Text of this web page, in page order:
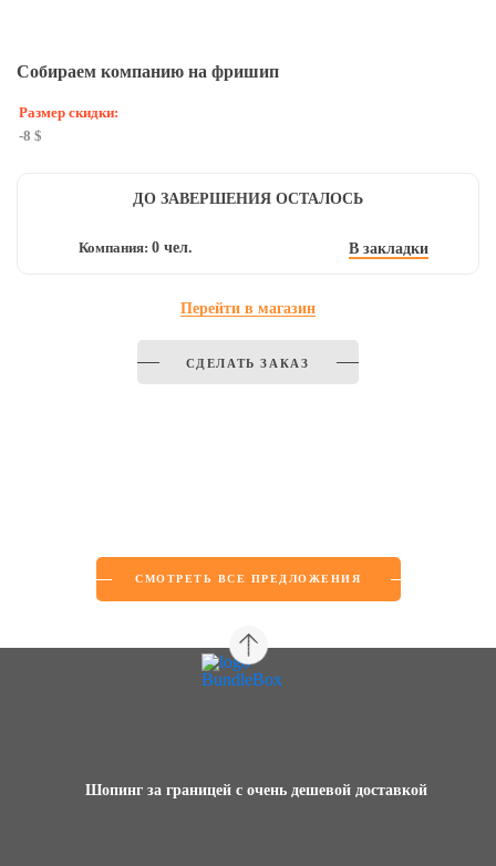
Собираем компанию на фришип
Размер скидки:
-8 $
ДО ЗАВЕРШЕНИЯ ОСТАЛОСЬ
Компания:0 чел. В закладки
Перейти в магазин
СДЕЛАТЬ ЗАКАЗ
СМОТРЕТЬ ВСЕ ПРЕДЛОЖЕНИЯ
Шопинг за границей с очень дешевой доставкой